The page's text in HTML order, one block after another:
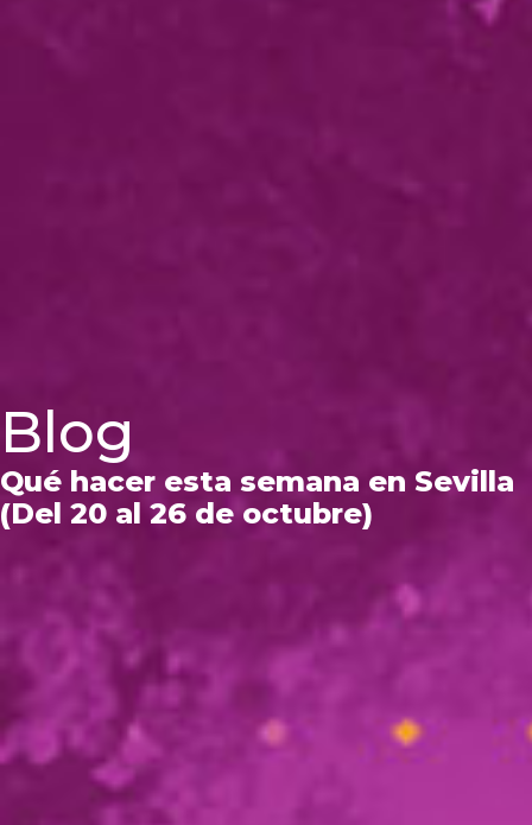
Blog
Qué hacer esta semana en Sevilla
(Del 20 al 26 de octubre)